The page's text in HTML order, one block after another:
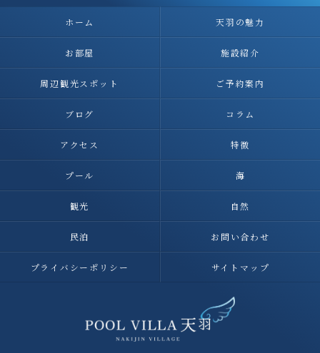
ホーム 天羽の魅力
お部屋 施設紹介
周辺観光スポット ご予約案内
ブログ コラム
アクセス 特徴
プール 海
観光 自然
民泊 お問い合わせ
プライバシーポリシー サイトマップ